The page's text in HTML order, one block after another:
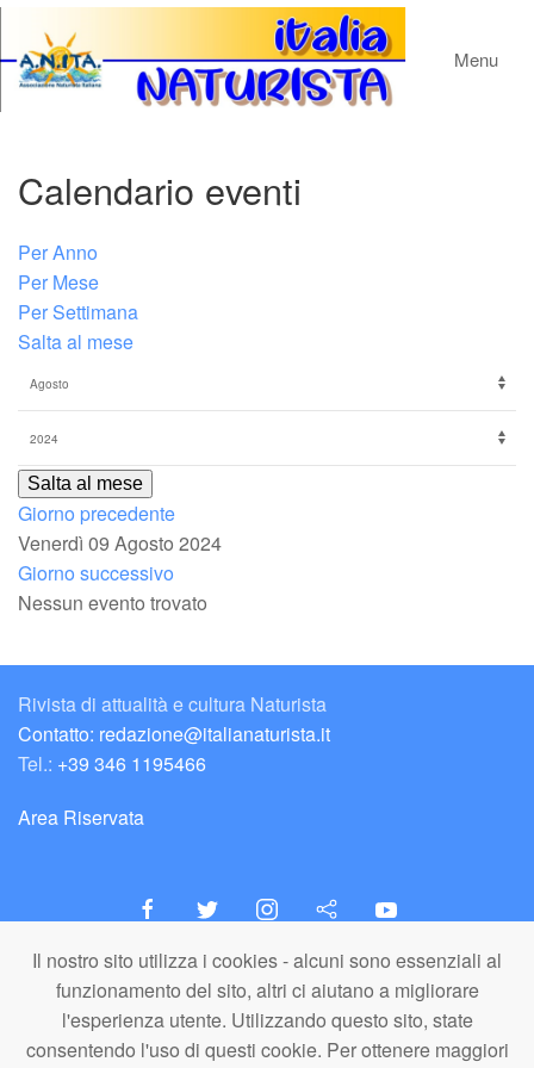
Il nostro sito utilizza i cookies - alcuni sono essenziali al
funzionamento del sito, altri ci aiutano a migliorare
l'esperienza utente. Utilizzando questo sito, state
consentendo l'uso di questi cookie. Per ottenere maggiori
Menu
Calendario eventi
Per Anno
Per Mese
Per Settimana
Salta al mese
Salta al mese
Giorno precedente
Venerdì 09 Agosto 2024
Giorno successivo
Nessun evento trovato
Rivista di attualità e cultura Naturista
Contatto: redazione@italianaturista.it
Tel.: +39 346 1195466
Area Riservata
italiaNATURISTA
Editore e Redazione
A.N.ITA. Associazione Naturista Italiana (APS)
C.F. 80203710159